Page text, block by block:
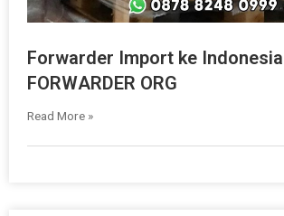
Forwarder Import ke
FORWARDER ORG
Read More »